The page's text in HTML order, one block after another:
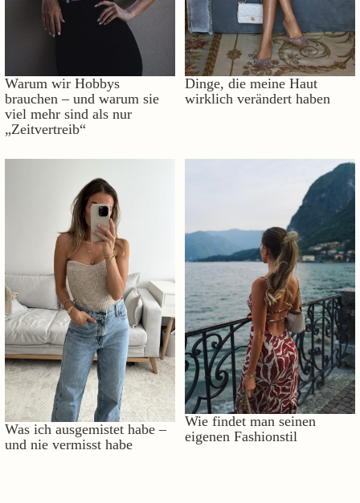
Warum wir Hobbys
brauchen – und warum sie
viel mehr sind als nur
„Zeitvertreib“
Dinge, die meine Haut
wirklich verändert haben
Was ich ausgemistet habe –
und nie vermisst habe
Wie findet man seinen
eigenen Fashionstil